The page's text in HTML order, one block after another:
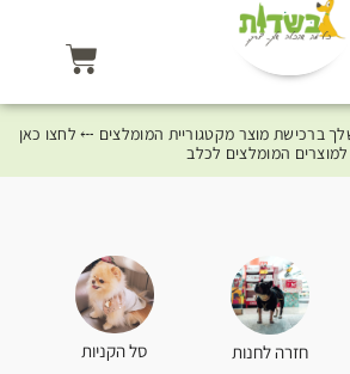
ברכישת מוצר מקטגוריית המומלצים ⤎ לחצו כאן
למוצרים המומלצים לכלב
חזרה לחנות סל הקניות